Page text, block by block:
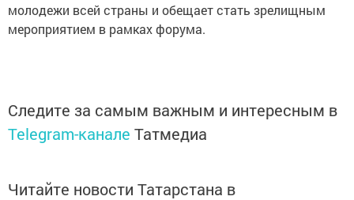
молодежи всей страны и обещает стать зрелищным
мероприятием в рамках форума.
Следите за самым важным и интересным в
Telegram-канале Татмедиа
Читайте новости Татарстана в